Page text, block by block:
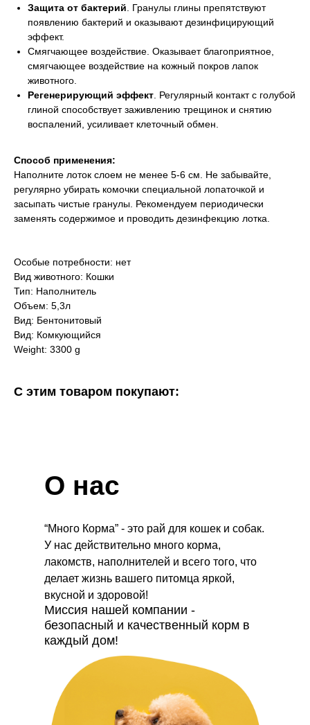
Защита от бактерий. Гранулы глины препятствуют
появлению бактерий и оказывают дезинфицирующий
эффект.
Смягчающее воздействие. Оказывает благоприятное,
смягчающее воздействие на кожный покров лапок
животного.
Регенерирующий эффект. Регулярный контакт с голубой
глиной способствует заживлению трещинок и снятию
воспалений, усиливает клеточный обмен.
Способ применения:
Наполните лоток слоем не менее 5-6 см. Не забывайте,
регулярно убирать комочки специальной лопаточкой и
засыпать чистые гранулы. Рекомендуем периодически
заменять содержимое и проводить дезинфекцию лотка.
Особые потребности: нет
Вид животного: Кошки
Тип: Наполнитель
Объем: 5,3л
Вид: Бентонитовый
Вид: Комкующийся
Weight: 3300 g
С этим товаром покупают:
“Много Корма” - это рай для кошек и собак.
У нас действительно много корма,
лакомств, наполнителей и всего того, что
делает жизнь вашего питомца яркой,
вкусной и здоровой!
Миссия нашей компании -
безопасный и качественный корм в
каждый дом!
О нас